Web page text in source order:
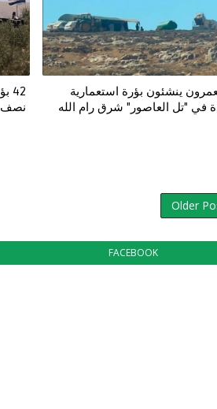
نصف
ينشئون بؤرة استعمارية
في "تل العاصور" شرق رام الله
Older
FACEBOOK